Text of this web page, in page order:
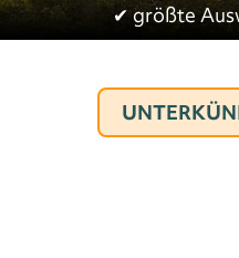
✔︎ größte